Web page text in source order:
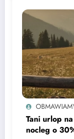
Tani urlop
nocleg o